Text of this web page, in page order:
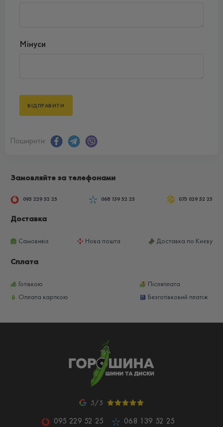
Мінуси
Поширити:
Замовляйте за телефонами
095 229 52 25 068 139 52 25 073 029 52 25
Доставка
Самовивіз Нова пошта Доставка по Києву
Сплата
Готівкою
Післяплата
Оплата карткою
Безготівковий платіж
5/5
095 229 52 25
068 139 52 25